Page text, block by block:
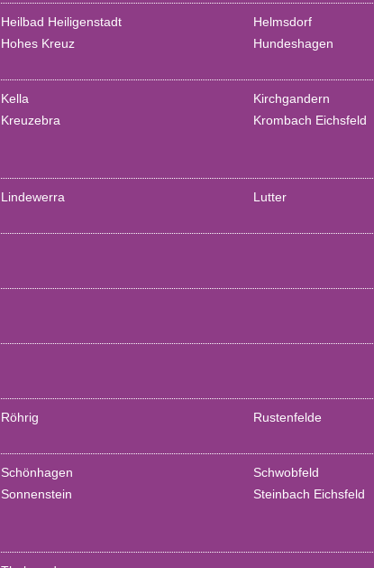
Heilbad Heiligenstadt
Helmsdorf
Hohes Kreuz
Hundeshagen
Kella
Kirchgandern
Kreuzebra
Krombach Eichsfeld
Lindewerra
Lutter
Röhrig
Rustenfelde
Schönhagen
Schwobfeld
Sonnenstein
Steinbach Eichsfeld